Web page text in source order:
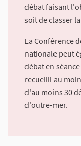
débat faisant
soit de classer
La Conférence
nationale peut
débat en
recueilli au
d'au moins 30
d'outre-mer.